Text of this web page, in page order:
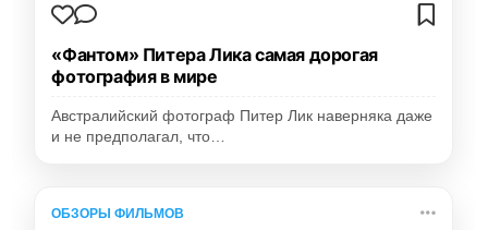
«Фантом» Питера Лика самая дорогая
фотография в мире
Австралийский фотограф Питер Лик наверняка даже
и не предполагал, что…
ОБЗОРЫ ФИЛЬМОВ